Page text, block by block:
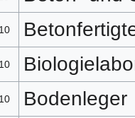
Bodenleger